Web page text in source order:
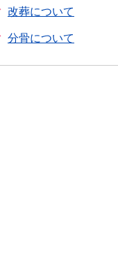
改葬について
分骨について